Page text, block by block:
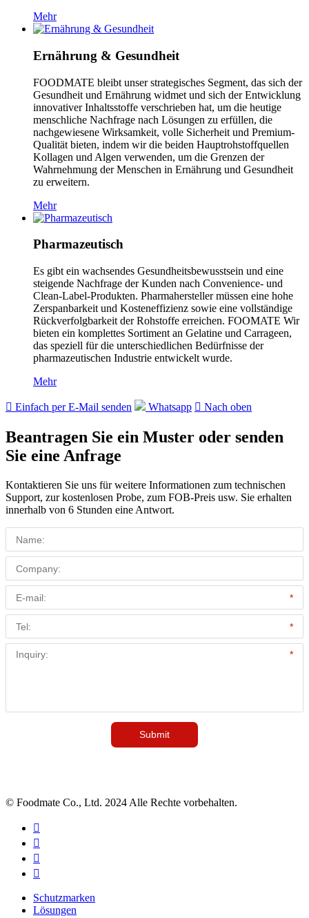
Mehr
Ernährung & Gesundheit
FOODMATE bleibt unser strategisches Segment, das sich der
Gesundheit und Ernährung widmet und sich der Entwicklung
innovativer Inhaltsstoffe verschrieben hat, um die heutige
menschliche Nachfrage nach Lösungen zu erfüllen, die
nachgewiesene Wirksamkeit, volle Sicherheit und Premium-
Qualität bieten, indem wir die beiden Hauptrohstoffquellen
Kollagen und Algen verwenden, um die Grenzen der
Wahrnehmung der Menschen in Ernährung und Gesundheit
zu erweitern.
Mehr
Pharmazeutisch
Es gibt ein wachsendes Gesundheitsbewusstsein und eine
steigende Nachfrage der Kunden nach Convenience- und
Clean-Label-Produkten. Pharmahersteller müssen eine hohe
Zerspanbarkeit und Kosteneffizienz sowie eine vollständige
Rückverfolgbarkeit der Rohstoffe erreichen. FOOMATE Wir
bieten ein komplettes Sortiment an Gelatine und Carrageen,
das speziell für die unterschiedlichen Bedürfnisse der
pharmazeutischen Industrie entwickelt wurde.
Mehr
 Einfach per E-Mail senden Whatsapp  Nach oben
Beantragen Sie ein Muster oder senden
Sie eine Anfrage
Kontaktieren Sie uns für weitere Informationen zum technischen
Support, zur kostenlosen Probe, zum FOB-Preis usw. Sie erhalten
innerhalb von 6 Stunden eine Antwort.
© Foodmate Co., Ltd. 2024 Alle Rechte vorbehalten.




Schutzmarken
Lösungen